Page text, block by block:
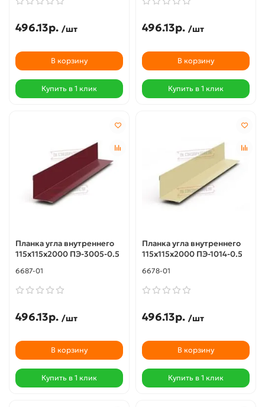
496.13р. /шт
В корзину
Купить в 1 клик
496.13р. /шт
В корзину
Купить в 1 клик
Планка угла внутреннего
115х115х2000 ПЭ-3005-0.5
6687-01
496.13р. /шт
В корзину
Купить в 1 клик
Планка угла внутреннего
115х115х2000 ПЭ-1014-0.5
6678-01
496.13р. /шт
В корзину
Купить в 1 клик